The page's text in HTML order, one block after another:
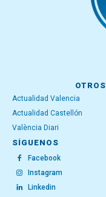
Actualidad Valencia
Actualidad Castellón
València Diari
SÍGUENOS
Facebook
Instagram
Linkedin